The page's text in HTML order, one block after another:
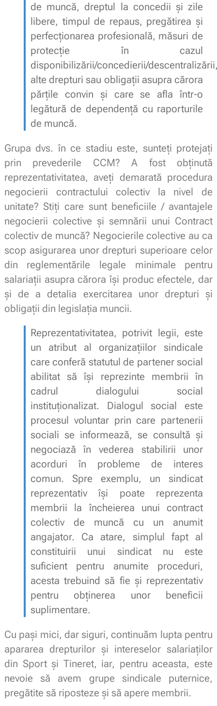
de muncă, dreptul la concedii și zile
libere, timpul de repaus, pregătirea și
perfecționarea profesională, măsuri de
protecție în cazul
disponibilizării/concedierii/
alte drepturi sau obligații asupra cărora
părțile convin și care se afla într-o
legătură de dependență cu raporturile
de muncă.
Grupa dvs. în ce stadiu este, sunteți protejați
prin prevederile CCM? A fost obținută
reprezentativitatea, aveți demarată procedura
negocierii contractului colectiv la nivel de
unitate? Stiți care sunt beneficiile / avantajele
negocierii colective și semnării unui Contract
colectiv de muncă? Negocierile colective au ca
scop asigurarea unor drepturi superioare celor
din reglementările legale minimale pentru
salariații asupra cărora își produc efectele, dar
și de a detalia exercitarea unor drepturi și
obligații din legislația muncii.
Reprezentativitatea, potrivit legii, este
un atribut al organizațiilor sindicale
care conferă statutul de partener social
abilitat să își reprezinte membrii în
cadrul dialogului social
instituționalizat. Dialogul social este
procesul voluntar prin care partenerii
sociali se informează, se consultă și
negociază în vederea stabilirii unor
acorduri în probleme de interes
comun. Spre exemplu, un sindicat
reprezentativ își poate reprezenta
membrii la încheierea unui contract
colectiv de muncă cu un anumit
angajator. Ca atare, simplul fapt al
constituirii unui sindicat nu este
suficient pentru anumite proceduri,
acesta trebuind să fie și reprezentativ
pentru obținerea unor beneficii
suplimentare.
Cu pași mici, dar siguri, continuăm lupta pentru
apararea drepturilor și intereselor salariaților
din Sport și Tineret, iar, pentru aceasta, este
nevoie să avem grupe sindicale puternice,
pregătite să riposteze și să apere membrii.